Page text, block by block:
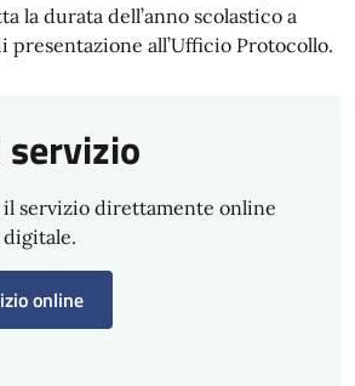
la durata dell’anno scolastico a
all’Ufficio Protocollo.
servizio
servizio direttamente online
online